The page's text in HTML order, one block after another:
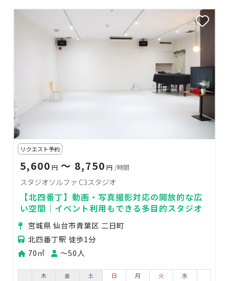
リクエスト予約
5,600 円 〜 8,750 円 /時間
スタジオソルファ C3スタジオ
【北四番丁】動画・写真撮影対応の開放的な広
い空間｜イベント利用もできる多目的スタジオ
宮城県 仙台市青葉区 二日町
北四番丁駅 徒歩1分
70㎡
〜50人
木
金
土
日
月
火
水